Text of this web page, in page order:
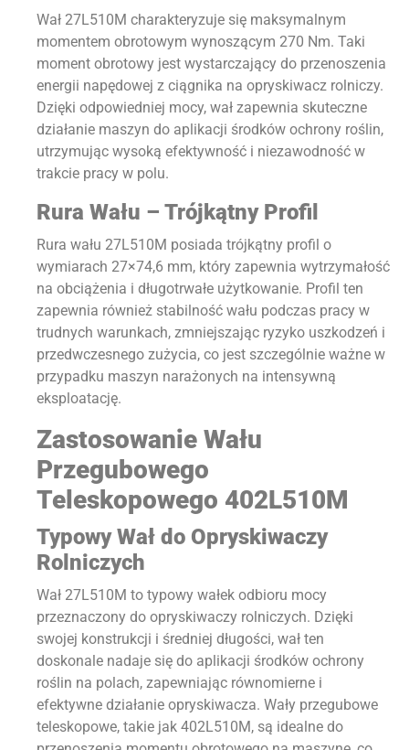
Wał 27L510M charakteryzuje się maksymalnym
momentem obrotowym wynoszącym 270 Nm. Taki
moment obrotowy jest wystarczający do przenoszenia
energii napędowej z ciągnika na opryskiwacz rolniczy.
Dzięki odpowiedniej mocy, wał zapewnia skuteczne
działanie maszyn do aplikacji środków ochrony roślin,
utrzymując wysoką efektywność i niezawodność w
trakcie pracy w polu.
Rura Wału – Trójkątny Profil
Rura wału 27L510M posiada trójkątny profil o
wymiarach 27×74,6 mm, który zapewnia wytrzymałość
na obciążenia i długotrwałe użytkowanie. Profil ten
zapewnia również stabilność wału podczas pracy w
trudnych warunkach, zmniejszając ryzyko uszkodzeń i
przedwczesnego zużycia, co jest szczególnie ważne w
przypadku maszyn narażonych na intensywną
eksploatację.
Zastosowanie Wału
Przegubowego
Teleskopowego 402L510M
Typowy Wał do Opryskiwaczy
Rolniczych
Wał 27L510M to typowy wałek odbioru mocy
przeznaczony do opryskiwaczy rolniczych. Dzięki
swojej konstrukcji i średniej długości, wał ten
doskonale nadaje się do aplikacji środków ochrony
roślin na polach, zapewniając równomierne i
efektywne działanie opryskiwacza. Wały przegubowe
teleskopowe, takie jak 402L510M, są idealne do